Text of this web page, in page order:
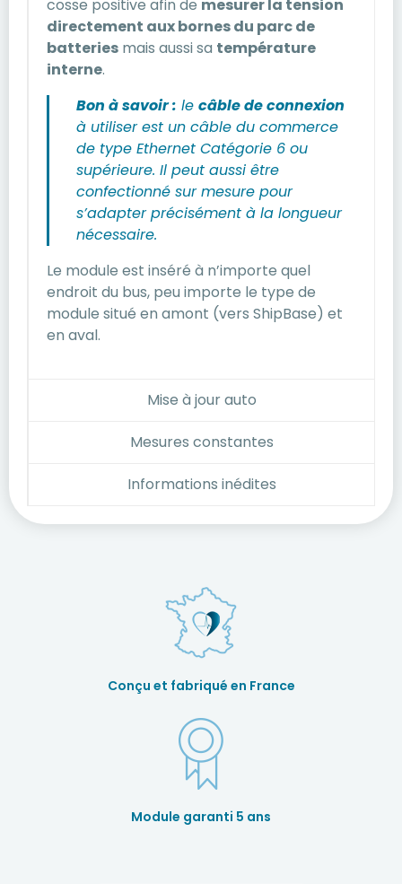
cosse positive afin de mesurer la tension
directement aux bornes du parc de
batteries mais aussi sa température
interne.
Bon à savoir : le câble de connexion
à utiliser est un câble du commerce
de type Ethernet Catégorie 6 ou
supérieure. Il peut aussi être
confectionné sur mesure pour
s’adapter précisément à la longueur
nécessaire.
Le module est inséré à n’importe quel
endroit du bus, peu importe le type de
module situé en amont (vers ShipBase) et
en aval.
Mise à jour auto
Mesures constantes
Informations inédites
Conçu et fabriqué en France
Module garanti 5 ans